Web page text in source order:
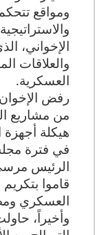
ومواقع
الإخواني،
والعلاقات
العسكرية.
رفض
من مشاريع
هيكلة
في فترة
الرئيس
قاموا
العسكري
وأخيراً،